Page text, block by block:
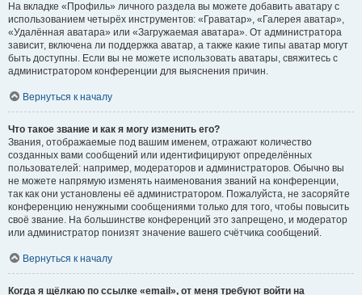
На вкладке «Профиль» личного раздела вы можете добавить аватару с
использованием четырёх инструментов: «Граватар», «Галерея аватар»,
«Удалённая аватара» или «Загружаемая аватара». От администратора
зависит, включена ли поддержка аватар, а также какие типы аватар могут
быть доступны. Если вы не можете использовать аватары, свяжитесь с
администратором конференции для выяснения причин.
Вернуться к началу
Что такое звание и как я могу изменить его?
Звания, отображаемые под вашим именем, отражают количество
созданных вами сообщений или идентифицируют определённых
пользователей: например, модераторов и администраторов. Обычно вы
не можете напрямую изменять наименования званий на конференции,
так как они установлены её администратором. Пожалуйста, не засоряйте
конференцию ненужными сообщениями только для того, чтобы повысить
своё звание. На большинстве конференций это запрещено, и модератор
или администратор понизят значение вашего счётчика сообщений.
Вернуться к началу
Когда я щёлкаю по ссылке «email», от меня требуют войти на